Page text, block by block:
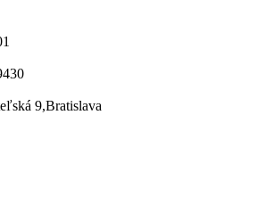
9,Bratislava